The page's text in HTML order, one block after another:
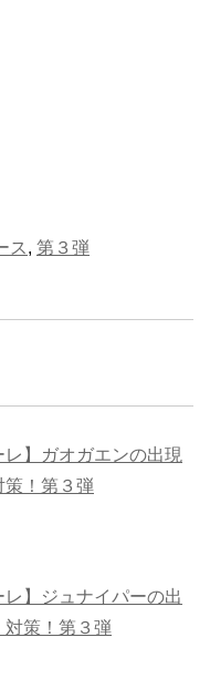
ス , 第３弾
レ】ガオガエンの出現
策！第３弾
レ】ジュナイパーの出
対策！第３弾